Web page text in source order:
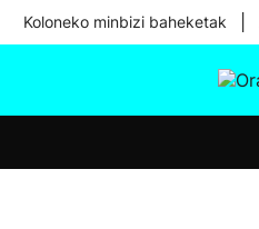
Koloneko minbizi baheketak